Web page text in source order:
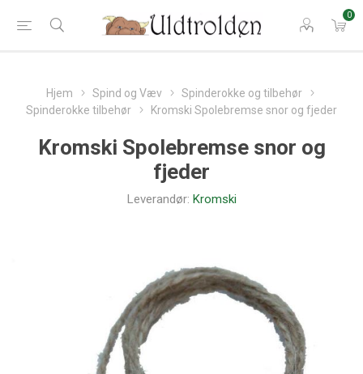
0
Hjem Spind og Væv
Spinderokke og tilbehør
Spinderokke tilbehør
Kromski Spolebremse snor og fjeder
Kromski Spolebremse snor og
fjeder
Leverandør: Kromski